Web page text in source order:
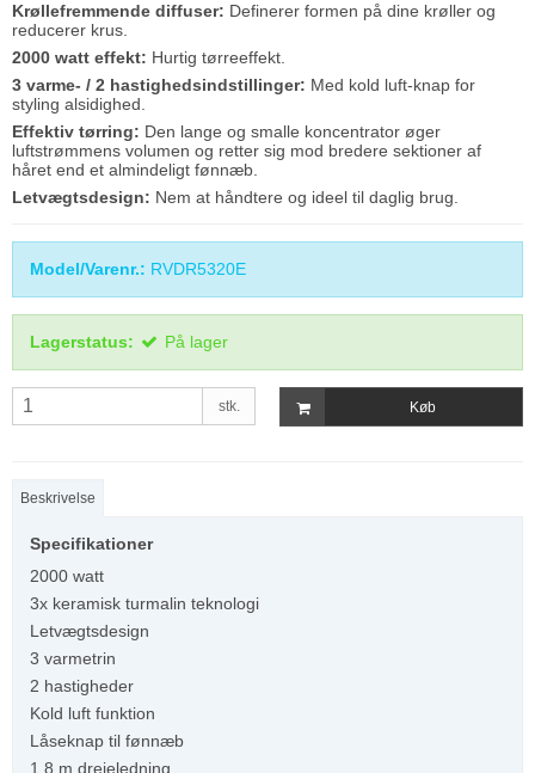
Krøllefremmende diffuser: Definerer formen på dine krøller og
reducerer krus.
2000 watt effekt: Hurtig tørreeffekt.
3 varme- / 2 hastighedsindstillinger: Med kold luft-knap for
styling alsidighed.
Effektiv tørring: Den lange og smalle koncentrator øger
luftstrømmens volumen og retter sig mod bredere sektioner af
håret end et almindeligt fønnæb.
Letvægtsdesign: Nem at håndtere og ideel til daglig brug.
Model/Varenr.: RVDR5320E
Lagerstatus: På lager
stk. Køb
Beskrivelse
Specifikationer
2000 watt
3x keramisk turmalin teknologi
Letvægtsdesign
3 varmetrin
2 hastigheder
Kold luft funktion
Låseknap til fønnæb
1,8 m drejeledning